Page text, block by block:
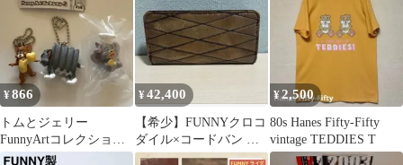
¥866
トムとジェリー
FunnyArtコレクション
2・3フィギュア3体セッ
¥42,400
【希少】FUNNYクロコ
ダイル×コードバン 長
財布 ライダースウォレ
¥2,500
80s Hanes Fifty-Fifty
vintage TEDDIES T